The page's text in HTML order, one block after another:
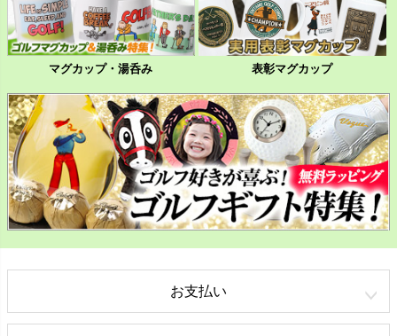
マグカップ・湯呑み 表彰マグカップ
お支払い